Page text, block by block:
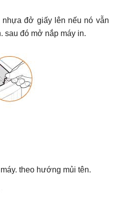
nhựa đở giấy lên nếu nó vẫn
sau đó mở nắp máy in.
theo hướng mủi tên.